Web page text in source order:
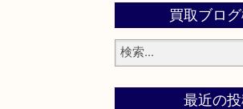
買取ブロ
最近の